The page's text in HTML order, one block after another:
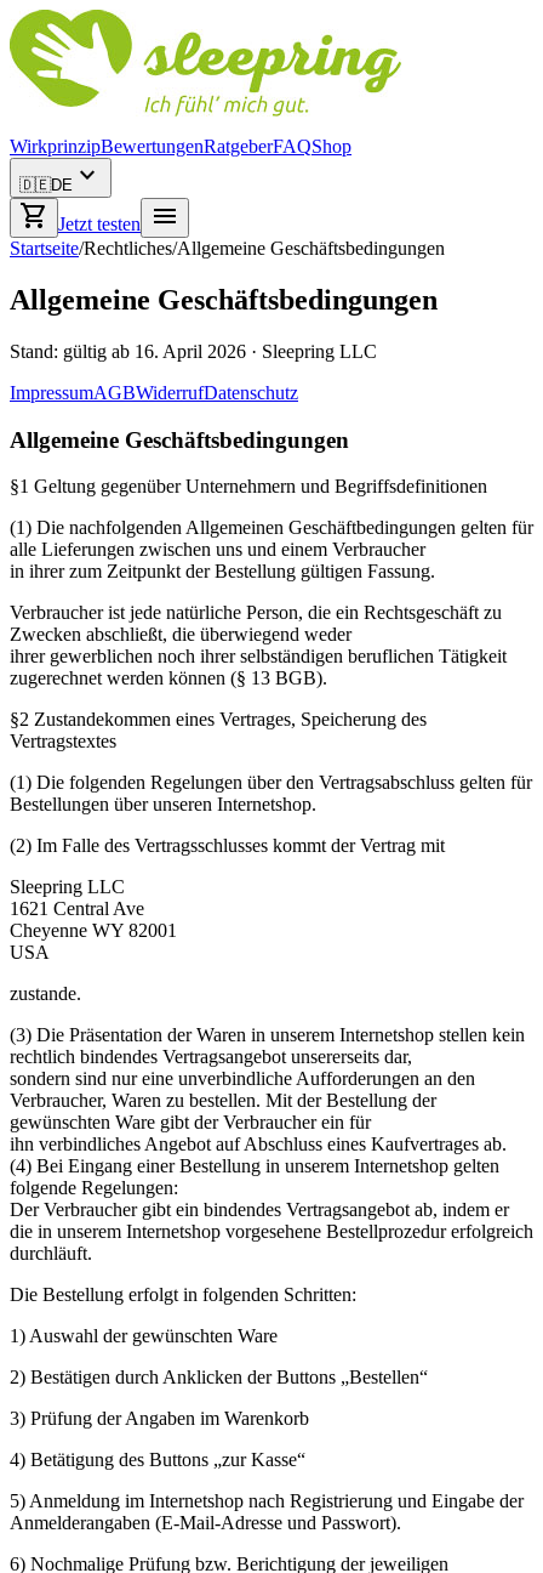
WirkprinzipBewertungenRatgeberFAQShop
🇩🇪DE expand_more
shopping_cart
Jetzt testen menu
Startseite/Rechtliches/Allgemeine Geschäftsbedingungen
Allgemeine Geschäftsbedingungen
Stand: gültig ab 16. April 2026 · Sleepring LLC
ImpressumAGBWiderrufDatenschutz
Allgemeine Geschäftsbedingungen
§1 Geltung gegenüber Unternehmern und Begriffsdefinitionen
(1) Die nachfolgenden Allgemeinen Geschäftbedingungen gelten für
alle Lieferungen zwischen uns und einem Verbraucher
in ihrer zum Zeitpunkt der Bestellung gültigen Fassung.
Verbraucher ist jede natürliche Person, die ein Rechtsgeschäft zu
Zwecken abschließt, die überwiegend weder
ihrer gewerblichen noch ihrer selbständigen beruflichen Tätigkeit
zugerechnet werden können (§ 13 BGB).
§2 Zustandekommen eines Vertrages, Speicherung des
Vertragstextes
(1) Die folgenden Regelungen über den Vertragsabschluss gelten für
Bestellungen über unseren Internetshop.
(2) Im Falle des Vertragsschlusses kommt der Vertrag mit
Sleepring LLC
1621 Central Ave
Cheyenne WY 82001
USA
zustande.
(3) Die Präsentation der Waren in unserem Internetshop stellen kein
rechtlich bindendes Vertragsangebot unsererseits dar,
sondern sind nur eine unverbindliche Aufforderungen an den
Verbraucher, Waren zu bestellen. Mit der Bestellung der
gewünschten Ware gibt der Verbraucher ein für
ihn verbindliches Angebot auf Abschluss eines Kaufvertrages ab.
(4) Bei Eingang einer Bestellung in unserem Internetshop gelten
folgende Regelungen:
Der Verbraucher gibt ein bindendes Vertragsangebot ab, indem er
die in unserem Internetshop vorgesehene Bestellprozedur erfolgreich
durchläuft.
Die Bestellung erfolgt in folgenden Schritten:
1) Auswahl der gewünschten Ware
2) Bestätigen durch Anklicken der Buttons „Bestellen“
3) Prüfung der Angaben im Warenkorb
4) Betätigung des Buttons „zur Kasse“
5) Anmeldung im Internetshop nach Registrierung und Eingabe der
Anmelderangaben (E-Mail-Adresse und Passwort).
6) Nochmalige Prüfung bzw. Berichtigung der jeweiligen